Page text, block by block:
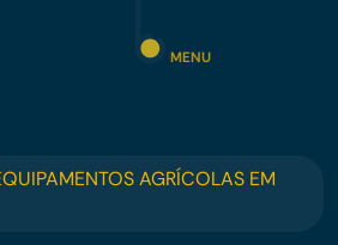
MENU
AGRÍCOLAS EM